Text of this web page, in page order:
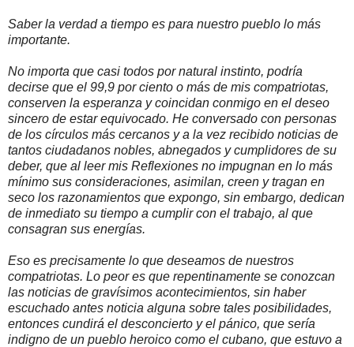
Saber la verdad a tiempo es para nuestro pueblo lo más
importante.
No importa que casi todos por natural instinto, podría
decirse que el 99,9 por ciento o más de mis compatriotas,
conserven la esperanza y coincidan conmigo en el deseo
sincero de estar equivocado. He conversado con personas
de los círculos más cercanos y a la vez recibido noticias de
tantos ciudadanos nobles, abnegados y cumplidores de su
deber, que al leer mis Reflexiones no impugnan en lo más
mínimo sus consideraciones, asimilan, creen y tragan en
seco los razonamientos que expongo, sin embargo, dedican
de inmediato su tiempo a cumplir con el trabajo, al que
consagran sus energías.
Eso es precisamente lo que deseamos de nuestros
compatriotas. Lo peor es que repentinamente se conozcan
las noticias de gravísimos acontecimientos, sin haber
escuchado antes noticia alguna sobre tales posibilidades,
entonces cundirá el desconcierto y el pánico, que sería
indigno de un pueblo heroico como el cubano, que estuvo a